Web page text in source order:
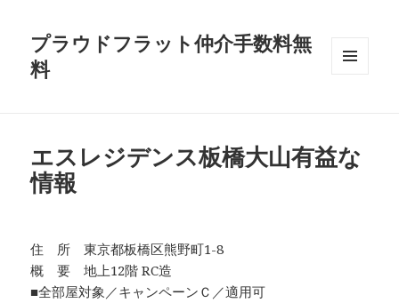
プラウドフラット仲介手数料無
料
エスレジデンス板橋大山有益な
情報
住 所 東京都板橋区熊野町1-8
概 要 地上12階 RC造
■全部屋対象／キャンペーンＣ／適用可